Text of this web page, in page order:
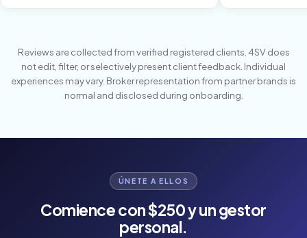
Reviews are collected from verified registered clients. 4SV does
not edit, filter, or selectively present client feedback. Individual
experiences may vary. Broker representation from partner brands is
normal and disclosed during onboarding.
ÚNETE A ELLOS
Comience con $250 y un gestor
personal.